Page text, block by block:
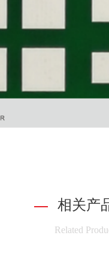
相关产
Related